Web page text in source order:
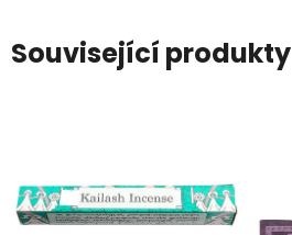
Související produkty